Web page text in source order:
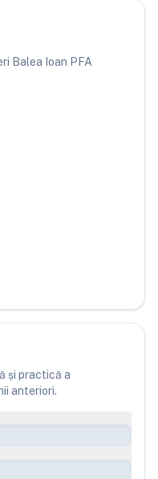
Balea Ioan PFA
și practică a
anteriori.